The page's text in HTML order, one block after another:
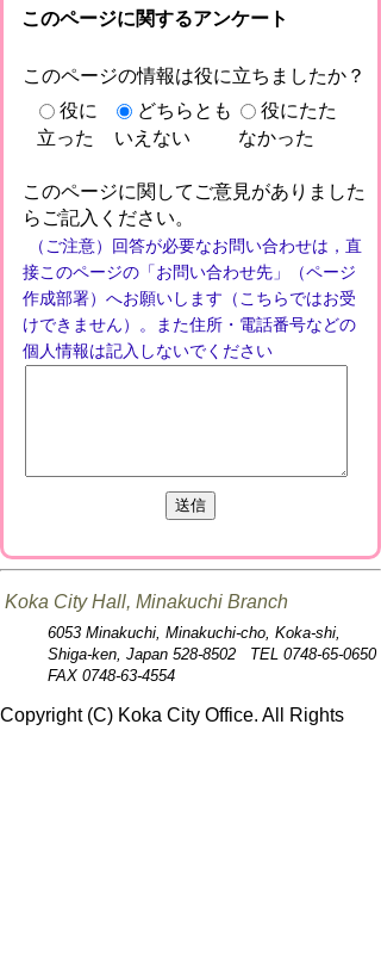
このページに関するアンケート
このページの情報は役に立ちましたか？
役に
立った
どちらとも
いえない
役にたた
なかった
このページに関してご意見がありました
らご記入ください。
（ご注意）回答が必要なお問い合わせは，直
接このページの「お問い合わせ先」（ページ
作成部署）へお願いします（こちらではお受
けできません）。また住所・電話番号などの
個人情報は記入しないでください
Koka City Hall, Minakuchi Branch
6053 Minakuchi, Minakuchi-cho, Koka-shi,
Shiga-ken, Japan 528-8502 TEL 0748-65-0650
FAX 0748-63-4554
Copyright (C) Koka City Office. All Rights